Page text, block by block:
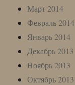
Март 2014
Февраль 2014
Январь 2014
Декабрь 2013
Ноябрь 2013
Октябрь 2013